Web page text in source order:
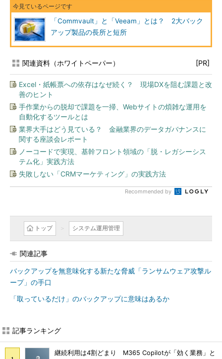
「Commvault」と「Veeam」とは？ 2大バック
アップ製品の長所と短所
関連資料（ホワイトペーパー） [PR]
Excel・紙帳票への依存はなぜ続く？ 現場DXを阻む課題と改
善のヒント
手作業からの脱却で課題を一掃、Webサイトの煩雑な運用を
自動化するツールとは
業界大手はどう見ている？ 金融業界のデータガバナンスに
関する座談会レポート
ノーコードで実現、基幹フロント領域の「脱・レガシーシス
テム化」実践方法
失敗しない「CRMマーケティング」の実践方法
Recommended by
トップ システム運用管理
関連記事
バックアップを無意味化する新たな脅威「ランサムウェア攻撃ル
ープ」の手口
「取っているだけ」のバックアップに意味はあるか
記事ランキング
継続利用は4割どまり M365 Copilotが「効く業務」と